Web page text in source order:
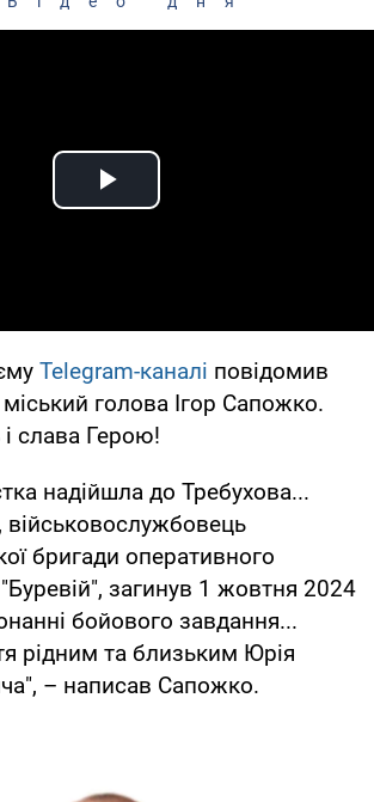
Play Video
Telegram-каналі повідомив
голова Ігор Сапожко.
слава Герою!
надійшла до Требухова...
бригади оперативного
загинув 1 жовтня 2024
бойового завдання...
рідним та близьким Юрія
– написав Сапожко.